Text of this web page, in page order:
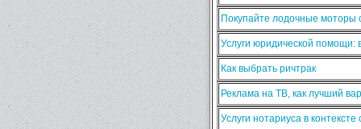
Покупайте лодочные моторы
Услуги юридической
Как выбрать ричтрак
Реклама на ТВ, как лучший
Услуги нотариуса в